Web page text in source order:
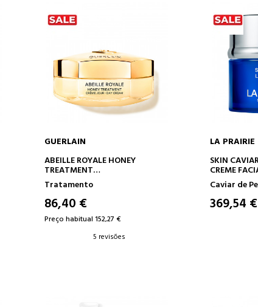
ADICIONAR AO CARRINHO
GUERLAIN
ABEILLE ROYALE HONEY
TREATMENT
CREME DE DIA
Tratamento
86,40 €
Preço habitual 152,27 €
5 revisões
LA PRAIRIE
SKIN
CREME
Caviar de
369,54 €